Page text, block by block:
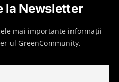
la Newsletter
mai importante informații
ul GreenCommunity.